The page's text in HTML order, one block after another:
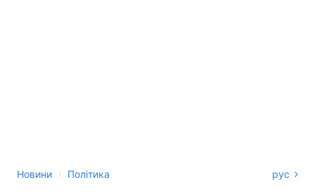
Новини › Політика рус